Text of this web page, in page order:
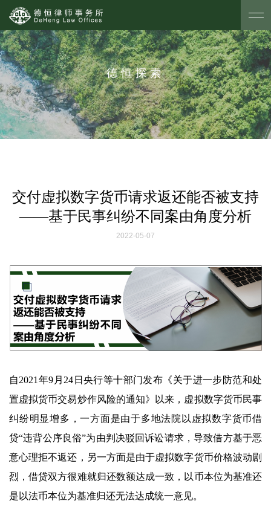
德恒探索
交付虚拟数字货币请求返还能否被支持
——基于民事纠纷不同案由角度分析
2022-05-07
自2021年9月24日央行等十部门发布《关于进一步防范和处
置虚拟货币交易炒作风险的通知》以来，虚拟数字货币民事
纠纷明显增多，一方面是由于多地法院以虚拟数字货币借
贷“违背公序良俗”为由判决驳回诉讼请求，导致借方基于恶
意心理拒不返还，另一方面是由于虚拟数字货币价格波动剧
烈，借贷双方很难就归还数额达成一致，以币本位为基准还
是以法币本位为基准归还无法达成统一意见。